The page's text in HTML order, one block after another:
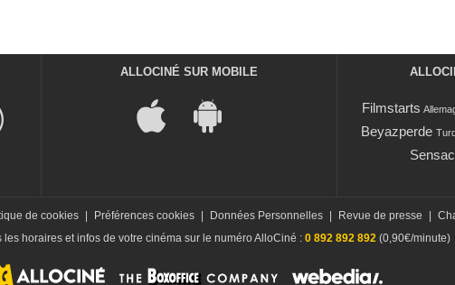
ALLOCINÉ SUR MOBILE
Filmstarts
Beyazperde
de cookies Préférences cookies Données Personnelles Revue de presse
les horaires et infos de votre cinéma sur le numéro AlloCiné : 0 892 892 892 (0,90€/minute)